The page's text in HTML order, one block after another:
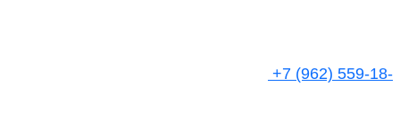
+7 (962) 559-18-